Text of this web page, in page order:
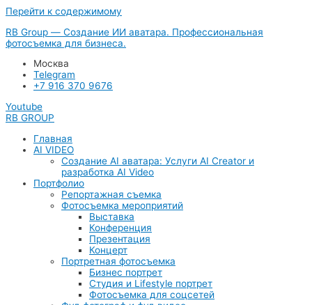
Перейти к содержимому
RB Group — Создание ИИ аватара. Профессиональная
фотосъемка для бизнеса.
Москва
Telegram
+7 916 370 9676
Youtube
RB GROUP
Главная
AI VIDEO
Создание AI аватара: Услуги AI Creator и
разработка AI Video
Портфолио
Репортажная съемка
Фотосъемка мероприятий
Выставка
Конференция
Презентация
Концерт
Портретная фотосъемка
Бизнес портрет
Студия и Lifestyle портрет
Фотосъемка для соцсетей